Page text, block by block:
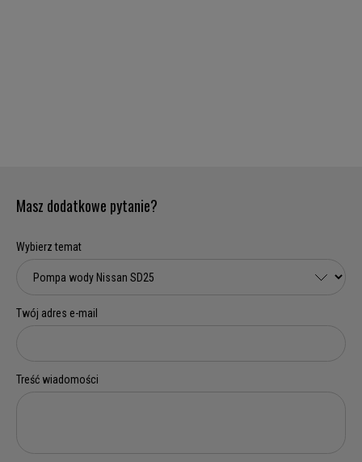
Masz dodatkowe pytanie?